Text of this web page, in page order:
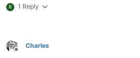
R 1 Reply
Offline
Charles